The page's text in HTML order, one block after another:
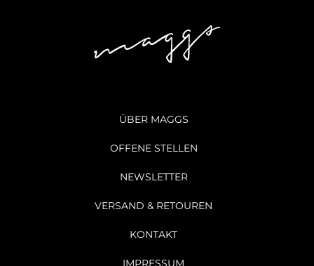
ÜBER MAGGS
OFFENE STELLEN
NEWSLETTER
VERSAND & RETOUREN
KONTAKT
IMPRESSUM